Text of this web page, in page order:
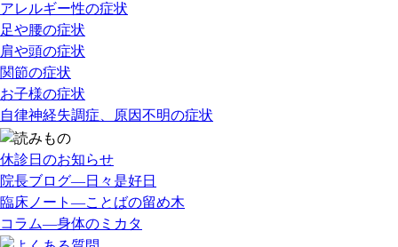
アレルギー性の症状
足や腰の症状
肩や頭の症状
関節の症状
お子様の症状
自律神経失調症、原因不明の症状
休診日のお知らせ
院長ブログ―日々是好日
臨床ノート―ことばの留め木
コラム―身体のミカタ